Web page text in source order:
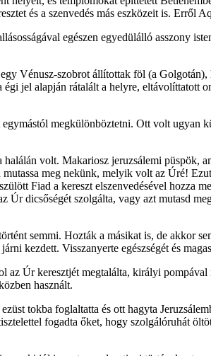
és a szenvedés más eszközeit is.
egészen egyedülálló asszony
Vénusz-szobrot állítottak föl (a
jel alapján rátalált a helyre, eltávolíttatott
megkülönböztetni. Ott volt
halálán volt. Makariosz jeruzsálemi
meg nekünk, melyik volt az Úré!
Fiad a kereszt elszenvedésével hozza
Úr dicsőségét szolgálta, vagy azt mutasd
semmi. Hozták a másikat is, de akkor
kezdett. Visszanyerte egészségét és
az Úr keresztjét megtalálta, királyi
használt.
tokba foglaltatta és ott hagyta
fogadta őket, hogy szolgálóruhát